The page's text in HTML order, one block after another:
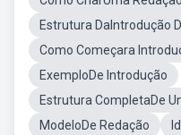
Estrutura DaIntrodução
Como Começara
ExemploDe Introdução
Estrutura CompletaDe
ModeloDe Redação